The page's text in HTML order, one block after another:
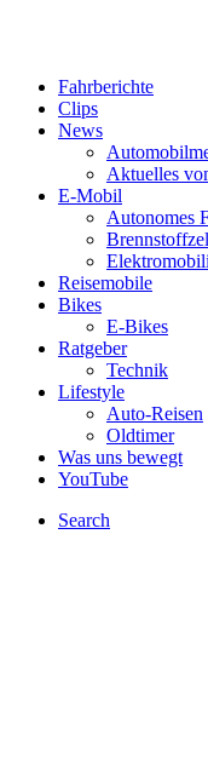
Fahrberichte
Clips
News
Aktuelles
E-Mobil
Autonomes
Reisemobile
Bikes
E-Bikes
Ratgeber
Technik
Lifestyle
Auto-Reisen
Oldtimer
Was uns bewegt
YouTube
Search